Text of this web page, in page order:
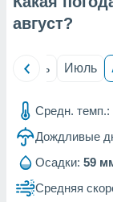
из
данных
август?
Июнь Июль
Средн. темп.:
Дождливые
Осадки: 59
Средняя